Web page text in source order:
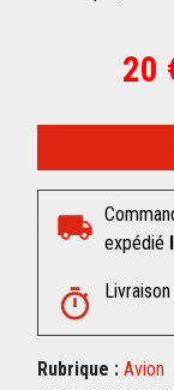
20
expédié
Rubrique : Avion